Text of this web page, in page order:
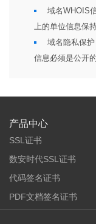
域名WHOIS
上的单位信息保
域名隐私保
信息必须是公开的
产品中心
SSL证书
数安时代SSL证书
代码签名证书
PDF文档签名证书